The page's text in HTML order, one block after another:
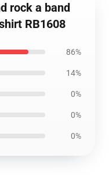
rock a band
RB1608
86%
14%
0%
0%
0%